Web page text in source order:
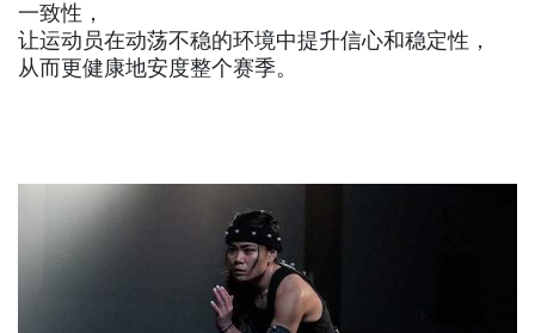
一致性，
让运动员在动荡不稳的环境中提升信心和稳定性，
从而更健康地安度整个赛季。